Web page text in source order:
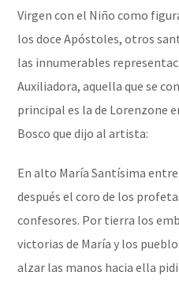
Virgen con el Niño como
los doce Apóstoles, otros
las innumerables
Auxiliadora, aquella que se
principal es la de Lorenzone
Bosco que dijo al artista:
En alto María Santísima
después el coro de los
confesores. Por tierra los
victorias de María y los
alzar las manos hacia ella